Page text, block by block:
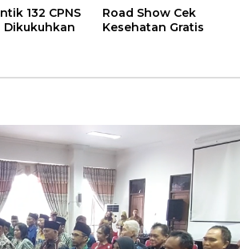
132 CPNS
Dikukuhkan
Road Show Cek
Kesehatan Gratis